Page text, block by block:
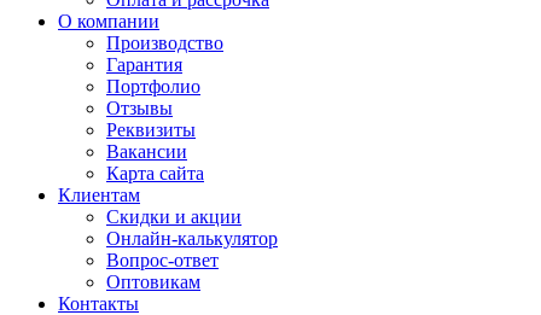
О компании
Производство
Гарантия
Портфолио
Отзывы
Реквизиты
Вакансии
Карта сайта
Клиентам
Скидки и акции
Онлайн-калькулятор
Вопрос-ответ
Оптовикам
Контакты